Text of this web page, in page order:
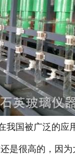
发
联
国被广泛的应
是很高的，因